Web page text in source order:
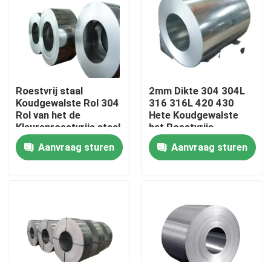
Over ons
Fabriekstocht
Kwaliteitscontrole
Neem contact met ons op
Vraag een offerte
De Bladen van de roestvrij staalplaat
Roestvrij staal
Koudgewalste Rol 304
Rol van het de
Kleurenroestvrije staal
van 304L 321 de
Opgepoetste
Aanvraag sturen
2mm Dikte 304 304L
316 316L 420 430
Hete Koudgewalste
het Roestvrije
staalrollen van
06cr19ni10
Aanvraag sturen